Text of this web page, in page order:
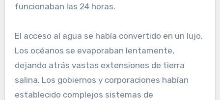
funcionaban las 24 horas.
El acceso al agua se había convertido en un lujo.
Los océanos se evaporaban lentamente,
dejando atrás vastas extensiones de tierra
salina. Los gobiernos y corporaciones habían
establecido complejos sistemas de